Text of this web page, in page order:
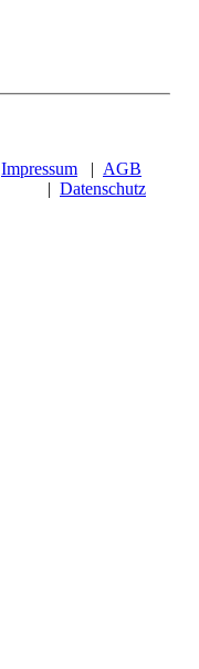
Impressum | AGB
| Datenschutz